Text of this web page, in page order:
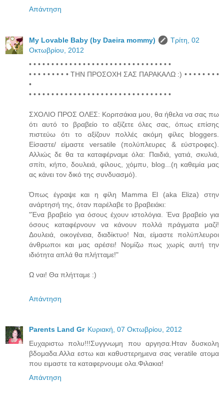
Απάντηση
My Lovable Baby (by Daeira mommy)
Τρίτη, 02
Οκτωβρίου, 2012
• • • • • • • • • • • • • • • • • • • • • • • • • • • • • • • •
• • • • • • • • • ΤΗΝ ΠΡΟΣΟΧΗ ΣΑΣ ΠΑΡΑΚΑΛΩ :) • • • • • • • •
•
• • • • • • • • • • • • • • • • • • • • • • • • • • • • • • • •
ΣΧΟΛΙΟ ΠΡΟΣ ΟΛΕΣ: Κοριτσάκια μου, θα ήθελα να σας πω
ότι αυτό το βραβείο το αξίζετε όλες σας, όπως επίσης
πιστεύω ότι το αξίζουν πολλές ακόμη φίλες bloggers.
Είσαστε/ είμαστε versatile (πολύπλευρες & εύστροφες).
Αλλιώς δε θα τα καταφέρναμε όλα: Παιδιά, γατιά, σκυλιά,
σπίτι, κήπο, δουλειά, φίλους, χόμπυ, blog...(η καθεμία μας
ας κάνει τον δικό της συνδυασμό).
Όπως έγραψε και η φίλη Mamma El (aka Eliza) στην
ανάρτησή της, όταν παρέλαβε το βραβειάκι:
"Ένα βραβείο για όσους έχουν ιστολόγια. Ένα βραβείο για
όσους καταφέρνουν να κάνουν πολλά πράγματα μαζί!
Δουλειά, οικογένεια, διαδίκτυο! Ναι, είμαστε πολύπλευροι
άνθρωποι και μας αρέσει! Νομίζω πως χωρίς αυτή την
ιδιότητα απλά θα πλήτταμε!"
Ω ναι! Θα πλήτταμε :)
Απάντηση
Parents Land Gr Κυριακή, 07 Οκτωβρίου, 2012
Ευχαριστω πολυ!!!Συγγνωμη που αργησα.Ηταν δυσκολη
βδομαδα.Αλλα εστω και καθυστερημενα σας veratile ατομα
που ειμαστε τα καταφερνουμε ολα.Φιλακια!
Απάντηση